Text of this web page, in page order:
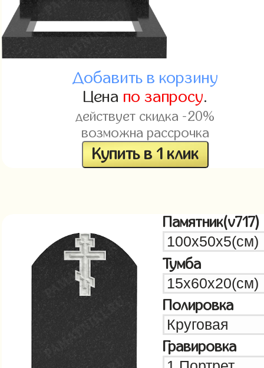
Добавить в корзину
Цена по запросу.
действует скидка -20%
возможна рассрочка
Купить в 1 клик
Памятник(v717)
Тумба
Полировка
Гравировка